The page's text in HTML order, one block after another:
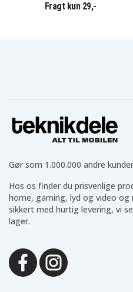
Fragt kun 29,-
Gør som 1.000.000 andre
Hos os finder du prisvenlige
home, gaming, lyd og video
sikkert med hurtig levering, vi
lager.